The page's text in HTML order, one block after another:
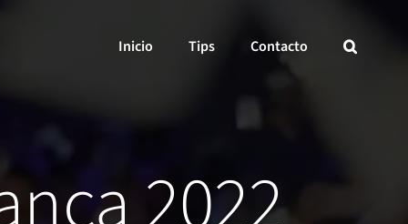
Inicio Tips Contacto